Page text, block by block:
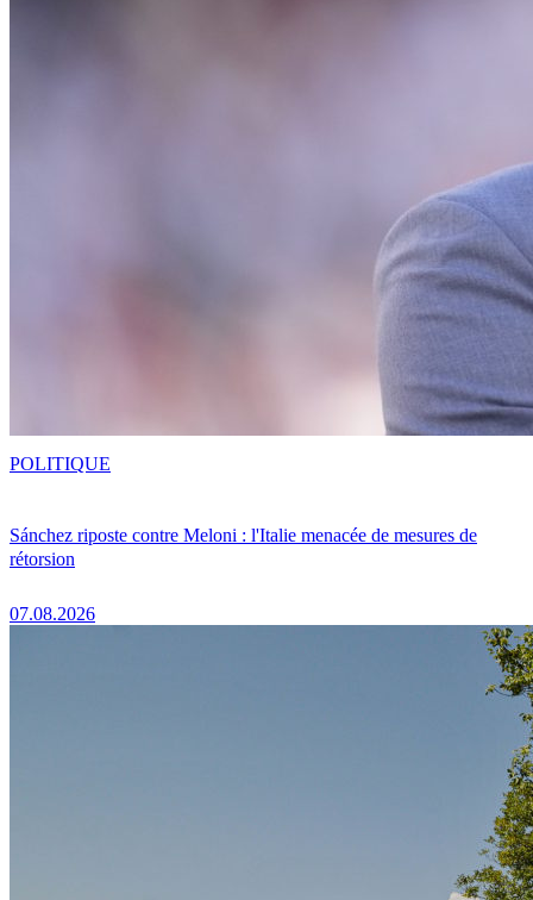
Sánchez riposte contre Meloni : l'Italie menacée de mesures de
rétorsion
07.08.2026
POLITIQUE